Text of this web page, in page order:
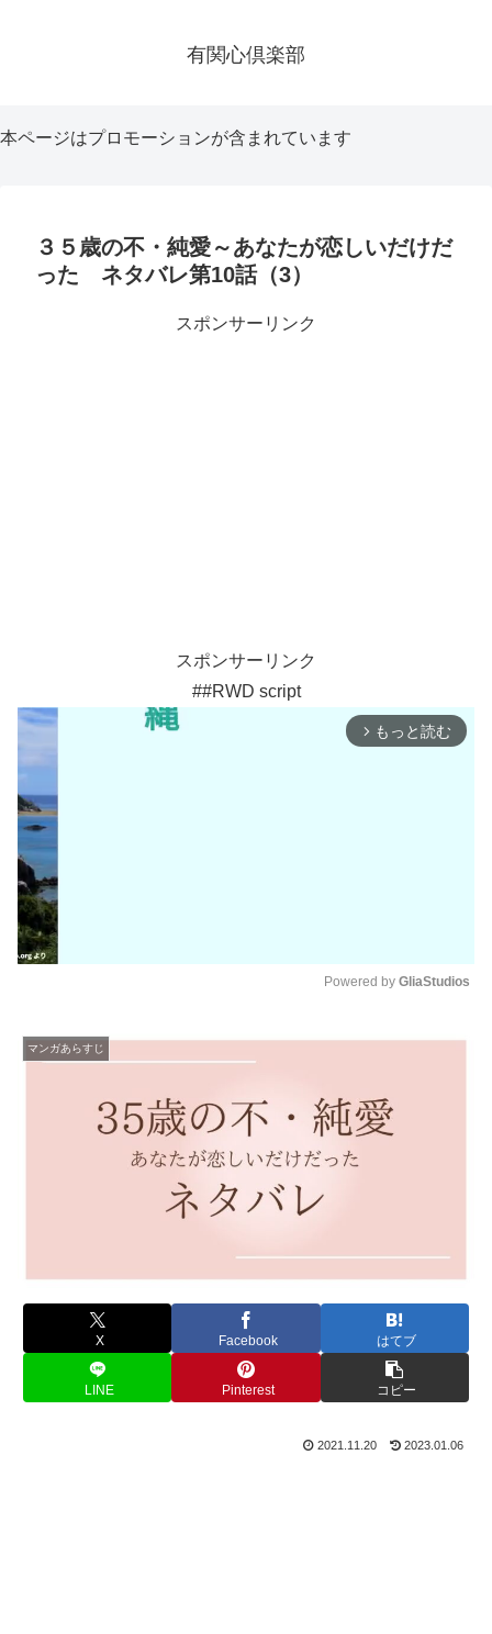
有関心倶楽部
本ページはプロモーションが含まれています
３５歳の不・純愛～あなたが恋しいだけだ
った ネタバレ第10話（3）
スポンサーリンク
スポンサーリンク
##RWD script
arrow_forward_ios もっと読む
Powered by GliaStudios
マンガあらすじ
X Facebook はてブ
LINE Pinterest コピー
2021.11.20 2023.01.06